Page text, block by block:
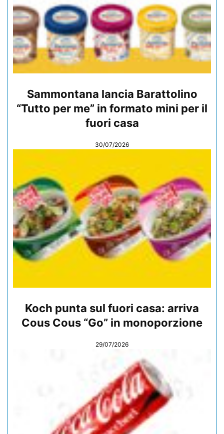
Sammontana lancia Barattolino
“Tutto per me” in formato mini per il
fuori casa
30/07/2026
Koch punta sul fuori casa: arriva
Cous Cous “Go” in monoporzione
29/07/2026